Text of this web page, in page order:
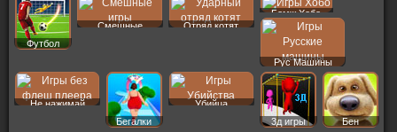
Футбол
Смешные Отряд котят
Бомж Хобо
Рус Машины
Не нажимай
Бегалки
Убийца
3д игры
Бен